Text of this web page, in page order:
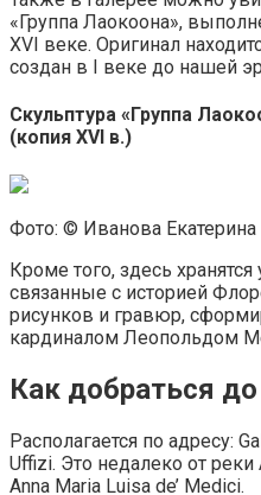
«Группа Лаокоона»,
XVI веке. Оригинал
создан в I веке до нашей
Скульптура «Группа
(копия XVI в.)
Фото: © Иванова Екатерина
Кроме того, здесь
связанные с историей
рисунков и гравюр,
кардиналом Леопольдом
Как добраться
Располагается по адресу:
Uffizi. Это недалеко от
Anna Maria Luisa de’ Medici.